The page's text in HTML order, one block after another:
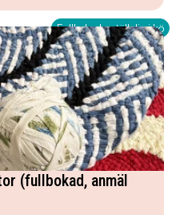
Fullbokad - ställ dig i kö
(fullbokad, anmäl